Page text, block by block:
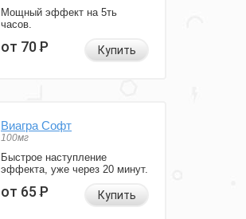
Мощный эффект на 5ть
часов.
от 70Р Купить
Виагра Софт
100мг
Быстрое наступление
эффекта, уже через 20 минут.
от 65Р Купить